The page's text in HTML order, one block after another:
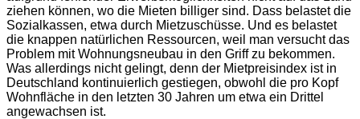
ziehen können, wo die Mieten billiger sind. Dass belastet die
Sozialkassen, etwa durch Mietzuschüsse. Und es belastet
die knappen natürlichen Ressourcen, weil man versucht das
Problem mit Wohnungsneubau in den Griff zu bekommen.
Was allerdings nicht gelingt, denn der Mietpreisindex ist in
Deutschland kontinuierlich gestiegen, obwohl die pro Kopf
Wohnfläche in den letzten 30 Jahren um etwa ein Drittel
angewachsen ist.